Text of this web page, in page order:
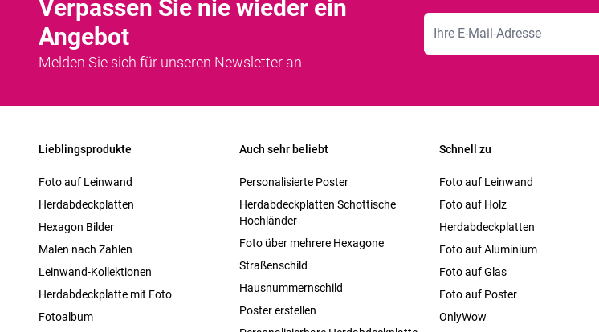
Verpassen Sie nie wieder ein
Angebot
Melden Sie sich für unseren Newsletter an
E-Mailadresse
Lieblingsprodukte
Foto auf Leinwand
Herdabdeckplatten
Hexagon Bilder
Malen nach Zahlen
Leinwand-Kollektionen
Herdabdeckplatte mit Foto
Fotoalbum
Auch sehr beliebt
Personalisierte Poster
Herdabdeckplatten Schottische
Hochländer
Foto über mehrere Hexagone
Straßenschild
Hausnummernschild
Poster erstellen
Schnell zu
Foto auf Leinwand
Foto auf Holz
Herdabdeckplatten
Foto auf Aluminium
Foto auf Glas
Foto auf Poster
OnlyWow